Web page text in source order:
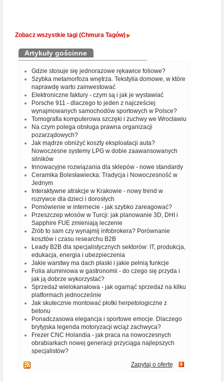
Zobacz wszystkie tagi (Chmura Tagów)
Artykuły gościnne
Gdzie stosuje się jednorazowe rękawice foliowe?
Szybka metamorfoza wnętrza. Tekstylia domowe, w które
naprawdę warto zainwestować
Elektroniczne faktury - czym są i jak je wystawiać
Porsche 911 - dlaczego to jeden z najcześciej
wynajmowanych samochodów sportowych w Polsce?
Tomografia komputerowa szczęki i żuchwy we Wrocławiu
Na czym polega obsługa prawna organizacji
pozarządowych?
Jak mądrze obniżyć koszty eksploatacji auta?
Nowoczesne systemy LPG w dobie zaawansowanych
silników
Innowacyjne rozwiązania dla sklepów - nowe standardy
Ceramika Bolesławiecka: Tradycja i Nowoczesność w
Jednym
Interaktywne atrakcje w Krakowie - nowy trend w
rozrywce dla dzieci i dorosłych
Pomówienie w internecie - jak szybko zareagować?
Przeszczep włosów w Turcji: jak planowanie 3D, DHI i
Sapphire FUE zmieniają leczenie
Zrób to sam czy wynajmij infobrokera? Porównanie
kosztów i czasu researchu B2B
Leady B2B dla specjalistycznych sektorów: IT, produkcja,
edukacja, energia i ubezpieczenia
Jakie warstwy ma dach płaski i jakie pełnią funkcje
Folia aluminiowa w gastronomii - do czego się przyda i
jak ją dobrze wykorzystać?
Sprzedaż wielokanałowa - jak ogarnąć sprzedaż na kilku
platformach jednocześnie
Jak skutecznie montować płotki herpetologiczne z
betonu
Ponadczasowa elegancja i sportowe emocje. Dlaczego
brytyjska legenda motoryzacji wciąż zachwyca?
Frezer CNC Holandia - jak praca na nowoczesnych
obrabiarkach nowej generacji przyciąga najlepszych
specjalistów?
Zapytaj o ofertę